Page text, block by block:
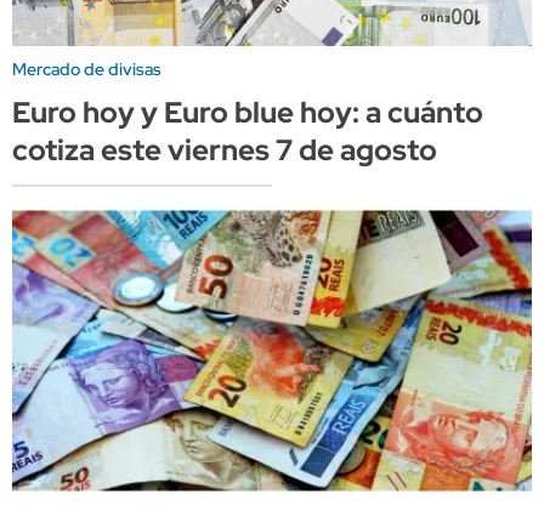
Mercado de divisas
Euro hoy y Euro blue hoy: a cuánto
cotiza este viernes 7 de agosto